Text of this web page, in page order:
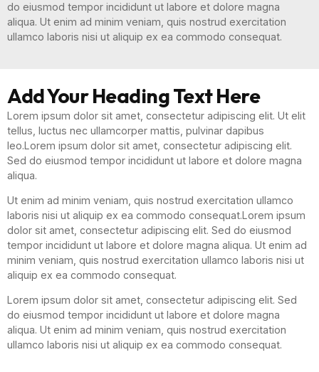
do eiusmod tempor incididunt ut labore et dolore magna
aliqua. Ut enim ad minim veniam, quis nostrud exercitation
ullamco laboris nisi ut aliquip ex ea commodo consequat.
Add Your Heading Text Here
Lorem ipsum dolor sit amet, consectetur adipiscing elit. Ut elit
tellus, luctus nec ullamcorper mattis, pulvinar dapibus
leo.Lorem ipsum dolor sit amet, consectetur adipiscing elit.
Sed do eiusmod tempor incididunt ut labore et dolore magna
aliqua.
Ut enim ad minim veniam, quis nostrud exercitation ullamco
laboris nisi ut aliquip ex ea commodo consequat.Lorem ipsum
dolor sit amet, consectetur adipiscing elit. Sed do eiusmod
tempor incididunt ut labore et dolore magna aliqua. Ut enim ad
minim veniam, quis nostrud exercitation ullamco laboris nisi ut
aliquip ex ea commodo consequat.
Lorem ipsum dolor sit amet, consectetur adipiscing elit. Sed
do eiusmod tempor incididunt ut labore et dolore magna
aliqua. Ut enim ad minim veniam, quis nostrud exercitation
ullamco laboris nisi ut aliquip ex ea commodo consequat.